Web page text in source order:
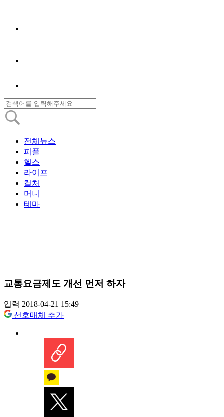
전체뉴스
피플
헬스
라이프
컬처
머니
테마
교통요금제도 개선 먼저 하자
입력 2018-04-21 15:49
선호매체 추가